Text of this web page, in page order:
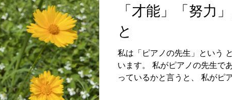
「才能」「努力
と
私は「ピアノの先生」という
います。 私がピアノの先生で
っているかと言うと、 私がピ